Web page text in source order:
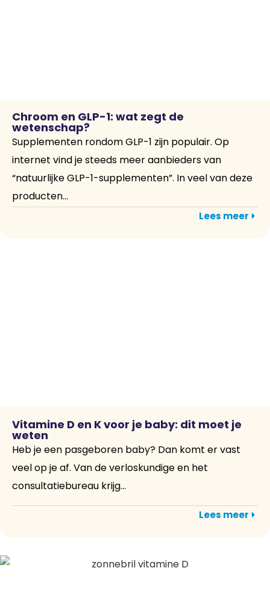
Chroom en GLP-1: wat zegt de
wetenschap?
Supplementen rondom GLP-1 zijn populair. Op
internet vind je steeds meer aanbieders van
“natuurlijke GLP-1-supplementen”. In veel van deze
producten...
Lees meer
Vitamine D en K voor je baby: dit moet je
weten
Heb je een pasgeboren baby? Dan komt er vast
veel op je af. Van de verloskundige en het
consultatiebureau krijg...
Lees meer